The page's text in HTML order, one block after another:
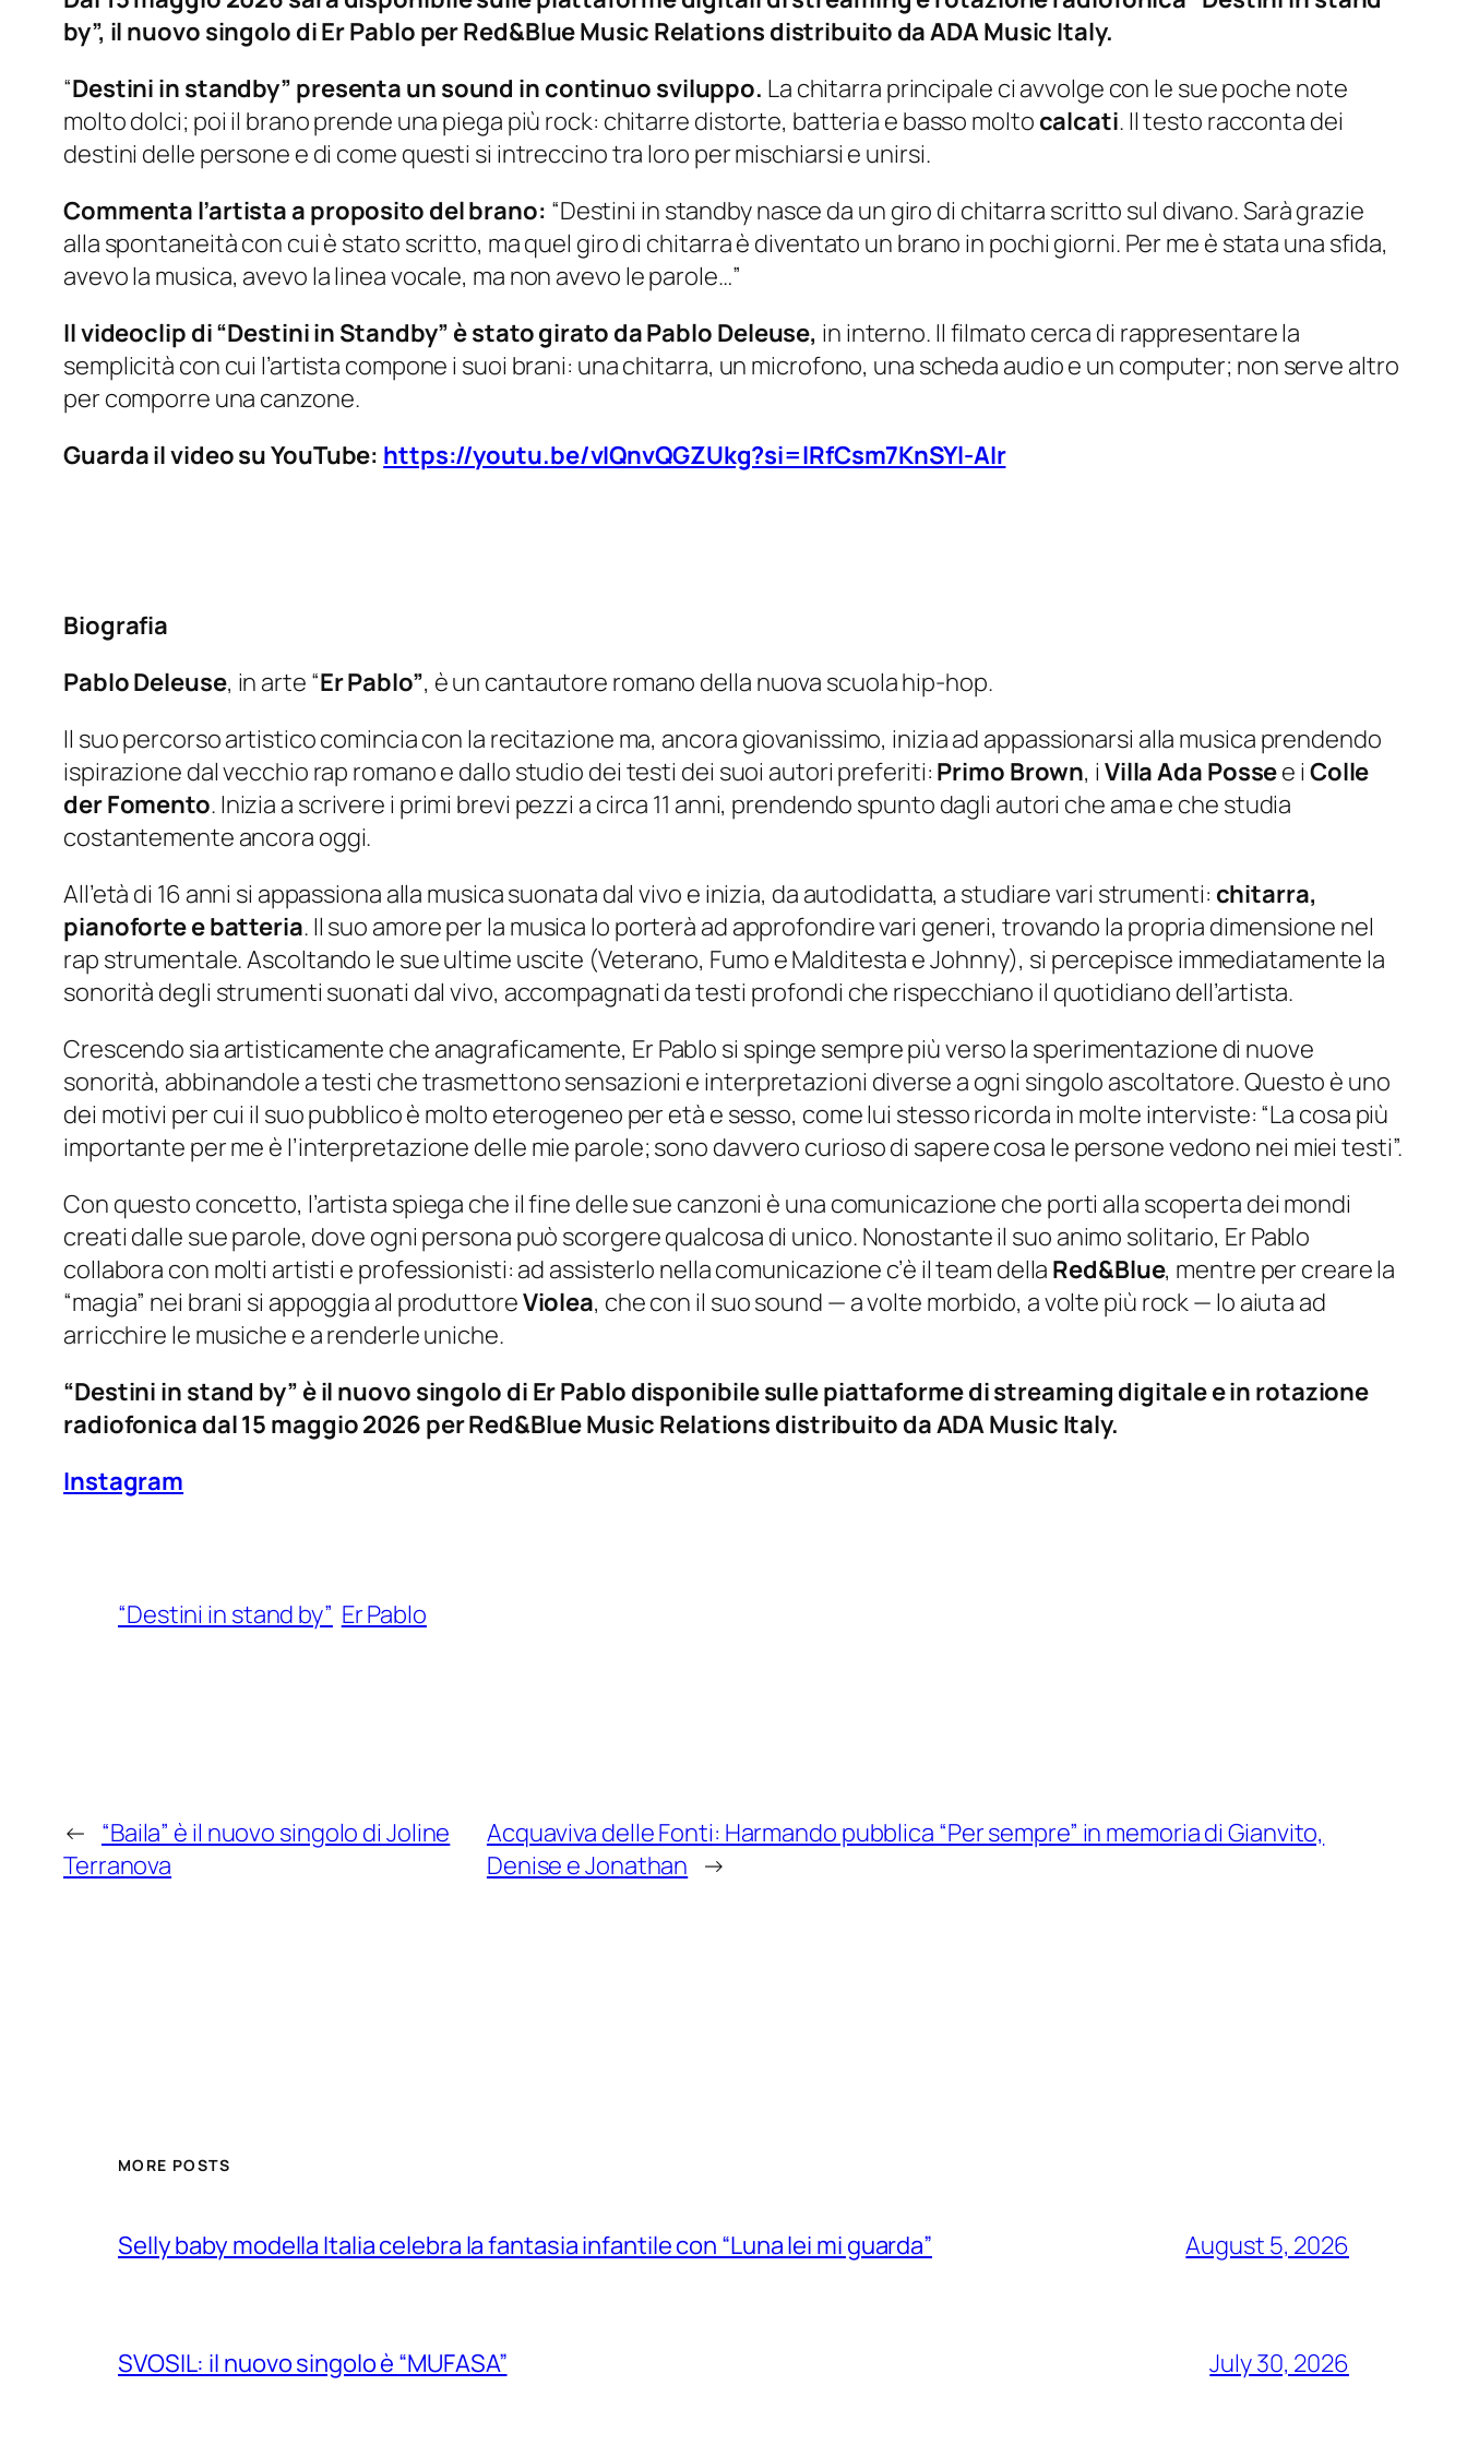
by”, il nuovo singolo di Er Pablo per Red&Blue Music Relations distribuito da ADA Music Italy.
“Destini in standby” presenta un sound in continuo sviluppo. La chitarra principale ci avvolge con le sue poche note
molto dolci; poi il brano prende una piega più rock: chitarre distorte, batteria e basso molto calcati. Il testo racconta dei
destini delle persone e di come questi si intreccino tra loro per mischiarsi e unirsi.
Commenta l’artista a proposito del brano: “Destini in standby nasce da un giro di chitarra scritto sul divano. Sarà grazie
alla spontaneità con cui è stato scritto, ma quel giro di chitarra è diventato un brano in pochi giorni. Per me è stata una sfida,
avevo la musica, avevo la linea vocale, ma non avevo le parole…”
Il videoclip di “Destini in Standby” è stato girato da Pablo Deleuse, in interno. Il filmato cerca di rappresentare la
semplicità con cui l’artista compone i suoi brani: una chitarra, un microfono, una scheda audio e un computer; non serve altro
per comporre una canzone.
Guarda il video su YouTube: https://youtu.be/vIQnvQGZUkg?si=lRfCsm7KnSYl-AIr
Biografia
Pablo Deleuse, in arte “Er Pablo”, è un cantautore romano della nuova scuola hip-hop.
Il suo percorso artistico comincia con la recitazione ma, ancora giovanissimo, inizia ad appassionarsi alla musica prendendo
ispirazione dal vecchio rap romano e dallo studio dei testi dei suoi autori preferiti: Primo Brown, i Villa Ada Possee i Colle
der Fomento. Inizia a scrivere i primi brevi pezzi a circa 11 anni, prendendo spunto dagli autori che ama e che studia
costantemente ancora oggi.
All’età di 16 anni si appassiona alla musica suonata dal vivo e inizia, da autodidatta, a studiare vari strumenti: chitarra,
pianoforte e batteria. Il suo amore per la musica lo porterà ad approfondire vari generi, trovando la propria dimensione nel
rap strumentale. Ascoltando le sue ultime uscite (Veterano, Fumo e Malditesta eJohnny), si percepisce immediatamente la
sonorità degli strumenti suonati dal vivo, accompagnati da testi profondi che rispecchiano il quotidiano dell’artista.
Crescendo sia artisticamente che anagraficamente, Er Pablo si spinge sempre più verso la sperimentazione di nuove
sonorità, abbinandole a testi che trasmettono sensazioni e interpretazioni diverse a ogni singolo ascoltatore. Questo è uno
dei motivi per cui il suo pubblico è molto eterogeneo per età e sesso, come lui stesso ricorda in molte interviste: “La cosa più
importante per me è l’interpretazione delle mie parole; sono davvero curioso di sapere cosa le persone vedono nei miei testi”.
Con questo concetto, l’artista spiega che il fine delle sue canzoni è una comunicazione che porti alla scoperta dei mondi
creati dalle sue parole, dove ogni persona può scorgere qualcosa di unico. Nonostante il suo animo solitario, Er Pablo
collabora con molti artisti e professionisti: ad assisterlo nella comunicazione c’è il team della Red&Blue, mentre per creare la
“magia” nei brani si appoggia al produttoreViolea, che con il suo sound — a volte morbido, a volte più rock — lo aiuta ad
arricchire le musiche e a renderle uniche.
“Destini in stand by” è il nuovo singolo di Er Pablo disponibile sulle piattaforme di streaming digitale e in rotazione
radiofonica dal 15 maggio 2026 per Red&Blue Music Relations distribuito da ADA Music Italy.
Instagram
“Destini in stand by” Er Pablo
← “Baila” è il nuovo singolo di Joline
Terranova
Acquaviva delle Fonti: Harmando pubblica “Per sempre” in memoria di Gianvito,
Denise e Jonathan →
MORE POSTS
Selly baby modella Italia celebra la fantasia infantile con “Luna lei mi guarda” August 5, 2026
SVOSIL: il nuovo singolo è “MUFASA” July 30, 2026